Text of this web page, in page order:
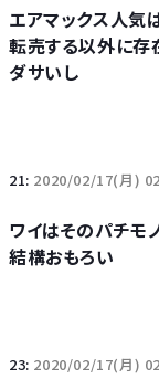
エアマックス人気
転売する以外に存
ダサいし
21: 2020/02/17(月)
ワイはそのパチモ
結構おもろい
23: 2020/02/17(月)